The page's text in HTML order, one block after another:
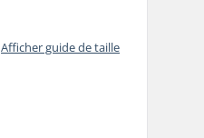
Afficher guide de taille